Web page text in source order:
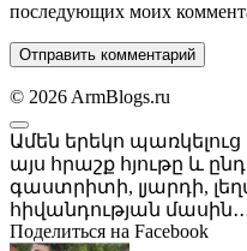
последующих моих
© 2026 ArmBlogs.ru
Ամեն երեկո
այս հրաշք հյութը և
գաստրիտի, լյարդի,
հիվանդության
Поделиться на Facebook